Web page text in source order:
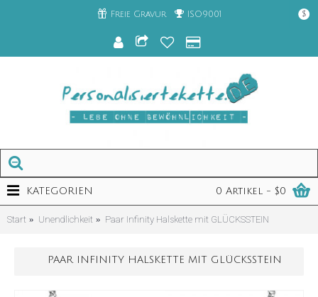
Freie Gravur ISO9001 $
0 Artikel - $0
KATEGORIEN
Start Unendlichkeit Paar Infinity Halskette mit GLÜCKSSTEIN
PAAR INFINITY HALSKETTE MIT GLÜCKSSTEIN